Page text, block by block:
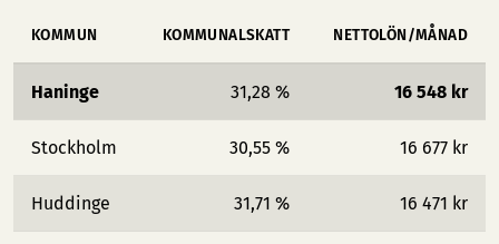
KOMMUN KOMMUNALSKATT NETTOLÖN/MÅNAD
Haninge 31,28 % 16 548 kr
Stockholm 30,55 % 16 677 kr
Huddinge 31,71 % 16 471 kr